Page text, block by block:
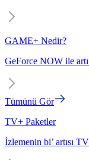
GAME+ Nedir?
GeForce NOW ile
Tümünü Gör
TV+ Paketler
İzlemenin bi’ artısı